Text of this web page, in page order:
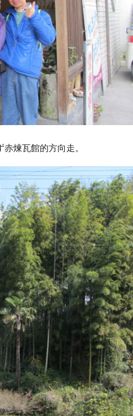
煉瓦館的方向走。